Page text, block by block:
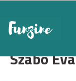
Szabó Éva